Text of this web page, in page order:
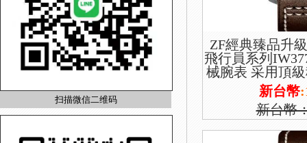
扫描微信二维码
ZF經典臻品升
飛行員系列
械腕表 采用頂
版本 功能雙日
新台幣
新台幣